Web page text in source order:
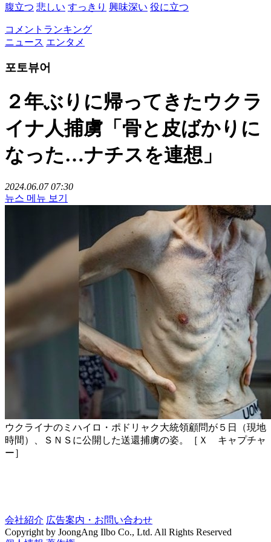
腹立つ 悲しい すっきり 興味深い 役に立つ
コメントランキング
ニュース エンタメ
포토뷰어
２年ぶりに帰ってきたウクラ
イナ人捕虜「骨と皮ばかりに
なった…ナチスを連想」
2024.06.07 07:30
뉴스 메뉴 보기
ウクライナのミハイロ・ポドリャク大統領顧問が５日（現地
時間）、ＳＮＳに公開した送還捕虜の姿。［Ｘ キャプチャ
ー］
会社紹介 広告案内・お問い合わせ
Copyright by JoongAng Ilbo Co., Ltd. All Rights Reserved